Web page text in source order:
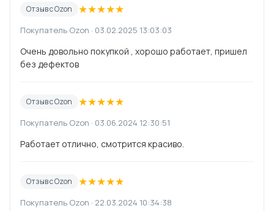
Отзыв с Ozon ★★★★★
Покупатель Ozon · 03.02.2025 13:03:03
Очень довольно покупкой , хорошо работает, пришел
без дефектов
Отзыв с Ozon ★★★★★
Покупатель Ozon · 03.06.2024 12:30:51
Работает отлично, смотрится красиво.
Отзыв с Ozon ★★★★★
Покупатель Ozon · 22.03.2024 10:34:38